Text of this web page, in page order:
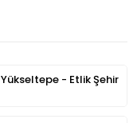
- Etlik Şehir